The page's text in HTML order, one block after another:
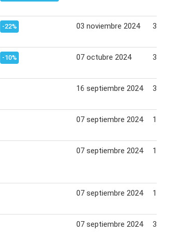
-22% 03 noviembre 2024 30
-10% 07 octubre 2024 31
16 septiembre 2024 30
07 septiembre 2024 16
07 septiembre 2024 16
07 septiembre 2024 16
07 septiembre 2024 30